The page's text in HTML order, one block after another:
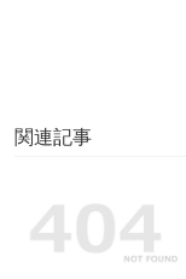
関連記事